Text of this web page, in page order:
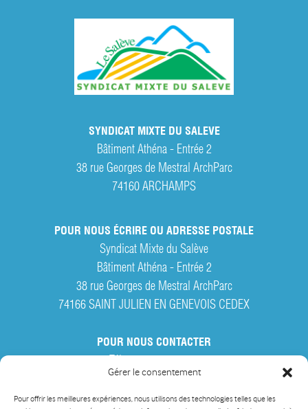
Gérer le consentement
Pour offrir les meilleures expériences, nous utilisons des technologies telles que les
SYNDICAT MIXTE DU SALEVE
Bâtiment Athéna - Entrée 2
38 rue Georges de Mestral ArchParc
74160 ARCHAMPS
POUR NOUS ÉCRIRE OU ADRESSE POSTALE
Syndicat Mixte du Salève
Bâtiment Athéna - Entrée 2
38 rue Georges de Mestral ArchParc
74166 SAINT JULIEN EN GENEVOIS CEDEX
POUR NOUS CONTACTER
Par courriel